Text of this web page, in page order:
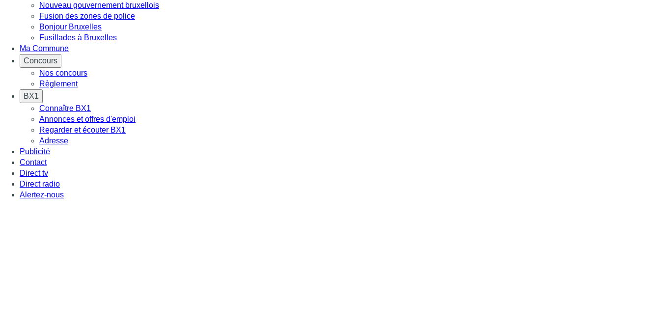
Nouveau gouvernement bruxellois
Fusion des zones de police
Bonjour Bruxelles
Fusillades à Bruxelles
Ma Commune
Concours
Nos concours
Règlement
BX1
Connaître BX1
Annonces et offres d'emploi
Regarder et écouter BX1
Adresse
Publicité
Contact
Direct tv
Direct radio
Alertez-nous